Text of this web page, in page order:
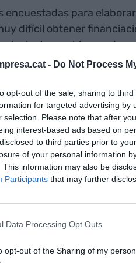
- Do Not Process
opt-out of the sale, sharing to
for targeted advertising by
selection. Please note that after
interest-based ads based on
to third parties prior to
of your personal information
This information may also be
Participants that may further
Data Processing Opt Outs
opt-out of the Sharing of my
encuestadas para
difícil obtener
problemas de
59%) no conocen las
alternativa. Aún
las han utilizado. El
de Altria Corpo, "el
de financiación
Se prevé que un 70%
un 84% están
a los créditos. Las
subir los tipos de
alternativa aseguran